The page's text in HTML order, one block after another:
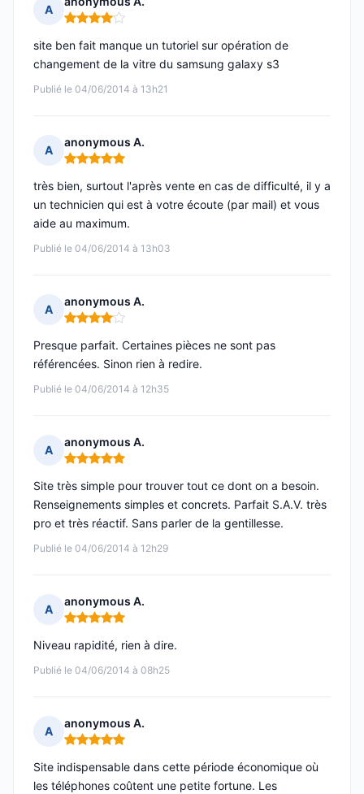
A
Note : 4 sur 5
Publié le 04/06/2014 à 13h21
site ben fait manque un tutoriel sur opération de
changement de la vitre du samsung galaxy s3
A
anonymous A.
Note : 5 sur 5
Publié le 04/06/2014 à 13h03
très bien, surtout l'après vente en cas de difficulté, il y a
un technicien qui est à votre écoute (par mail) et vous
aide au maximum.
A
anonymous A.
Note : 4 sur 5
Publié le 04/06/2014 à 12h35
Presque parfait. Certaines pièces ne sont pas
référencées. Sinon rien à redire.
A
anonymous A.
Note : 5 sur 5
Publié le 04/06/2014 à 12h29
Site très simple pour trouver tout ce dont on a besoin.
Renseignements simples et concrets. Parfait S.A.V. très
pro et très réactif. Sans parler de la gentillesse.
A
anonymous A.
Note : 5 sur 5
Publié le 04/06/2014 à 08h25
Niveau rapidité, rien à dire.
A
anonymous A.
Note : 5 sur 5
Site indispensable dans cette période économique où
les téléphones coûtent une petite fortune. Les